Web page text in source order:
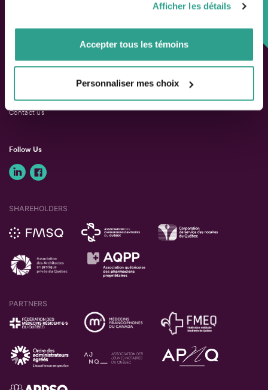
vous leur auriez fournies ou qu’ils auraient collectées lors
de votre utilisation de leurs services.
Afficher les détails
Accepter tous les témoins
Personnaliser mes choix
Performance chart
Performance calculation
Publications
Contact us
Follow Us
SHAREHOLDERS
PARTNERS